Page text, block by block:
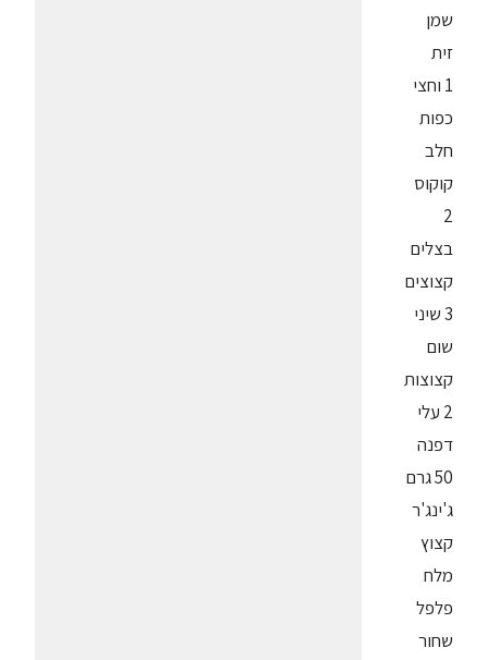
שמן
זית
1 וחצי
כפות
חלב
קוקוס
2
בצלים
קצוצים
3 שיני
שום
קצוצות
2 עלי
דפנה
50 גרם
ג'ינג'ר
קצוץ
מלח
פלפל
שחור